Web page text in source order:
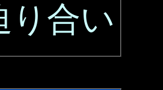
り合い